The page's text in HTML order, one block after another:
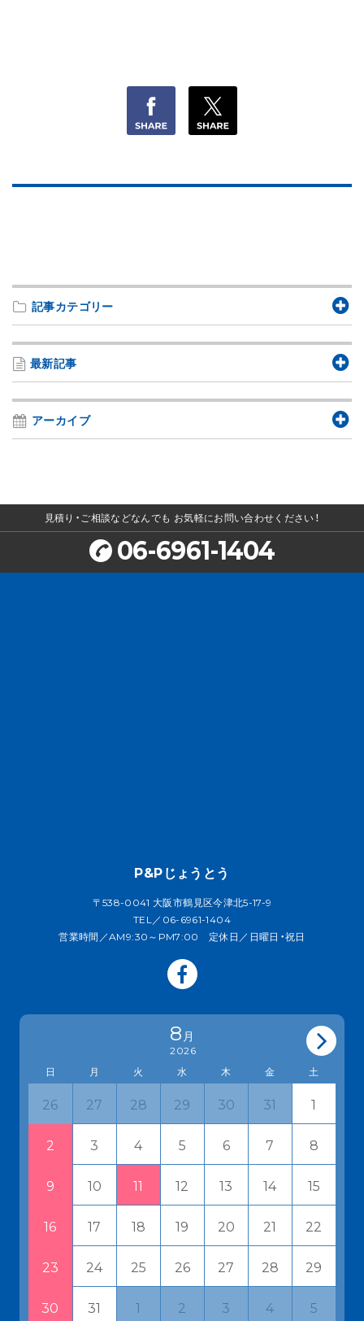
記事カテゴリー
最新記事
アーカイブ
見積り・ご相談などなんでも お気軽にお問い合わせください！
06-6961-1404
P&Pじょうとう
〒538-0041 大阪市鶴見区今津北5-17-9
TEL／06-6961-1404
営業時間／AM9:30～PM7:00 定休日／日曜日・祝日
8 月
2026
日
月 火 水 木 金 土
26 27 28 29 30 31 1
2 3 4 5 6 7 8
9 10 11 12 13 14 15
16 17 18 19 20 21 22
23 24 25 26 27 28 29
30 31 1 2 3 4 5